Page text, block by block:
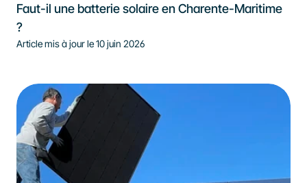
Faut-il une batterie solaire en Charente-Maritime
?
Article mis à jour le 10 juin 2026